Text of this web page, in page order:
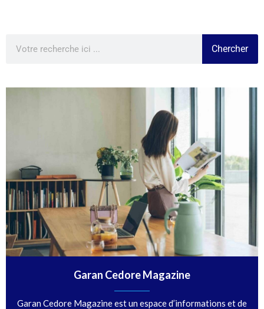
Chercher
Garan Cedore Magazine
Garan Cedore Magazine est un espace d’informations et de